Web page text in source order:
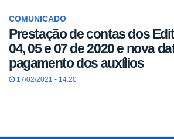
COMUNICADO
Prestação de contas dos
04, 05 e 07 de 2020 e nova
pagamento dos auxílios
17/02/2021 - 14:20